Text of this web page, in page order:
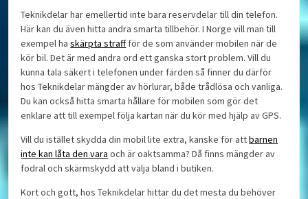
Teknikdelar har emellertid inte bara reservdelar till din telefon.
Här kan du även hitta andra smarta tillbehör. I Norge vill man till
exempel haskärpta straffför de som använder mobilen när de
kör bil. Det är med andra ord ett ganska stort problem. Vill du
kunna tala säkert i telefonen under färden så finner du därför
hos Teknikdelar mängder av hörlurar, både trådlösa och vanliga.
Du kan också hitta smarta hållare för mobilen som gör det
enklare att till exempel följa kartan när du kör med hjälp av GPS.
Vill du istället skydda din mobil lite extra, kanske för attbarnen
inte kan låta den vara och är oaktsamma? Då finns mängder av
fodral och skärmskydd att välja bland i butiken.
Kort och gott, hos Teknikdelar hittar du det mesta du behöver